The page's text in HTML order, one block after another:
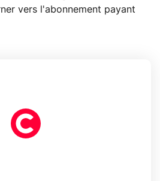
vers l'abonnement payant